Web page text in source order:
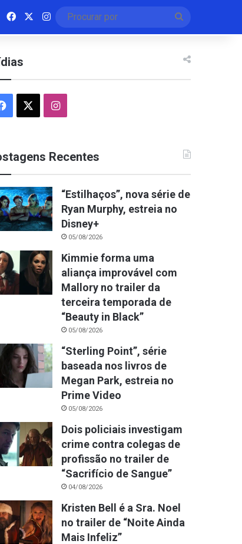
FacebookInstagram
por
Facebook Instagram
Recentes
“Estilhaços”, nova série de
Ryan Murphy, estreia no
Disney+
05/08/2026
Kimmie forma uma
aliança improvável com
Mallory no trailer da
terceira temporada de
“Beauty in Black”
05/08/2026
“Sterling Point”, série
baseada nos livros de
Megan Park, estreia no
Prime Video
05/08/2026
Dois policiais investigam
crime contra colegas de
profissão no trailer de
“Sacrifício de Sangue”
04/08/2026
Kristen Bell é a Sra. Noel
no trailer de “Noite Ainda
Mais Infeliz”